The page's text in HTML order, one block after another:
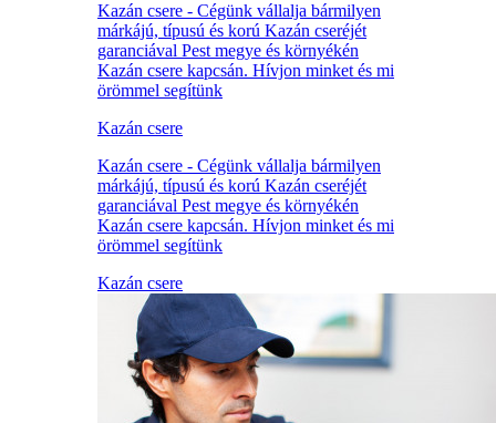
Kazán csere - Cégünk vállalja bármilyen
márkájú, típusú és korú Kazán cseréjét
garanciával Pest megye és környékén
Kazán csere kapcsán. Hívjon minket és mi
örömmel segítünk
Kazán csere
Kazán csere - Cégünk vállalja bármilyen
márkájú, típusú és korú Kazán cseréjét
garanciával Pest megye és környékén
Kazán csere kapcsán. Hívjon minket és mi
örömmel segítünk
Kazán csere